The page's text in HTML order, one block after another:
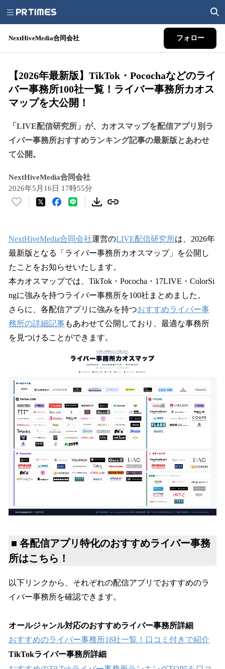
NextHiveMedia合同会社 フォロー
【2026年最新版】TikTok・Pocochaなどのライ
バー事務所100社一覧！ライバー事務所カオス
マップを大公開！
「LIVE配信研究所」が、カオスマップを配信アプリ別ラ
イバー事務所おすすめランキング記事の最新版とあわせ
て公開。
NextHiveMedia合同会社
2026年5月16日 17時55分
い
！
数
を
読
み
込
み
中
で
す
NextHiveMedia合同会社運営のLIVE配信研究所は、2026年
最新版となる「ライバー事務所カオスマップ」を公開し
たことをお知らせいたします。
本カオスマップでは、TikTok・Pococha・17LIVE・ColorSi
ngに強みを持つライバー事務所を100社まとめました。
さらに、各配信アプリに強みを持つおすすめライバー事
務所の詳細記事もあわせて公開しており、最適な事務所
を見つけることができます。
■ 各配信アプリ特化のおすすめライバー事務
所はこちら！
以下リンクから、それぞれの配信アプリでおすすめのラ
イバー事務所を確認できます。
オールジャンル対応のおすすめライバー事務所詳細
おすすめのライバー事務所18社一覧！口コミ付きで紹介
TikTokライバー事務所詳細